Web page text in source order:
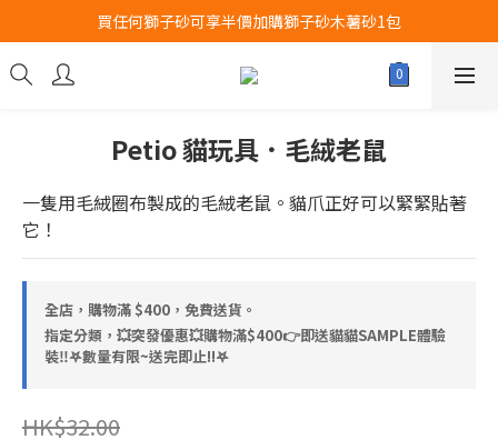
Airbuggy 全線現貨8折！立即點擊火速搶購
買任何獅子砂可享半價加購獅子砂木薯砂1包
Airbuggy 全線現貨8折！立即點擊火速搶購
Petio 貓玩具．毛絨老鼠
一隻用毛絨圈布製成的毛絨老鼠。貓爪正好可以緊緊貼著
它！
全店，購物滿 $400，免費送貨。
指定分類，💥突發優惠💥購物滿$400👉即送貓貓SAMPLE體驗
裝‼️𖤐數量有限~送完即止!!𖤐
HK$32.00